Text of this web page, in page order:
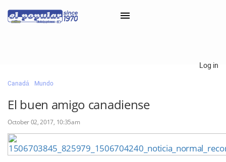
Classifieds
Categorías
Iniciar sesión con Clascal
Log in
Canadá Mundo
El buen amigo canadiense
October 02, 2017, 10:35am